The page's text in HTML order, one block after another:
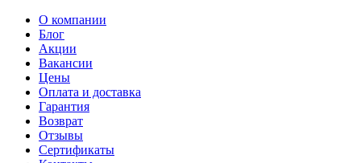
О компании
Блог
Акции
Вакансии
Цены
Оплата и доставка
Гарантия
Возврат
Отзывы
Сертификаты